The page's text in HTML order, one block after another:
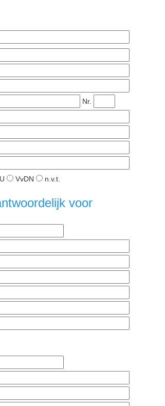
Nr.
VvDN n.v.t.
voor